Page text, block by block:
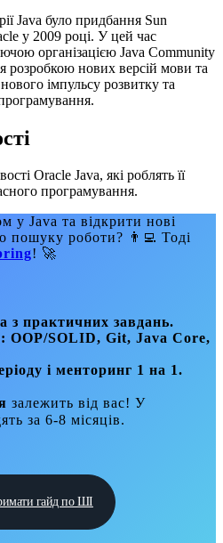
Java було придбання Sun
у 2009 році. У цей час
організацією Java Community
розробкою нових версій мови та
імпульсу розвитку та
Oracle Java, які роблять її
програмування.
у Java та відкрити нові
пошуку роботи? 👨‍💻 Тоді
! 🚀
практичних завдань.
OOP/SOLID, Git, Java Core,
і менторинг 1 на 1.
залежить від вас! У
за 6-8 місяців.
гайд по ШІ